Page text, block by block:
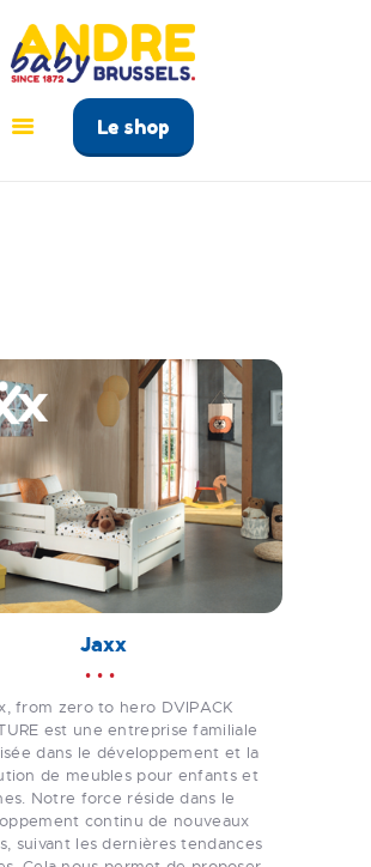
Le shop
BABY BRUSSELS
Le tout pour bébé à Bruxelles
Jaxx
from zero to hero DVIPACK
est une entreprise familiale
dans le développement et la
de meubles pour enfants et
Notre force réside dans le
continu de nouveaux
suivant les dernières tendances